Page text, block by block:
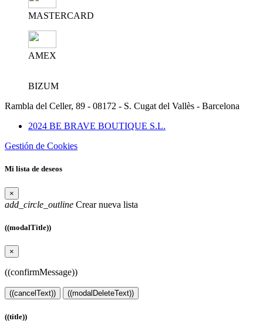
MASTERCARD
AMEX
BIZUM
Rambla del Celler, 89 - 08172 - S. Cugat del Vallès - Barcelona
2024 BE BRAVE BOUTIQUE S.L.
Gestión de Cookies
Mi lista de deseos
×
add_circle_outline Crear nueva lista
((modalTitle))
×
((confirmMessage))
((cancelText)) ((modalDeleteText))
((title))